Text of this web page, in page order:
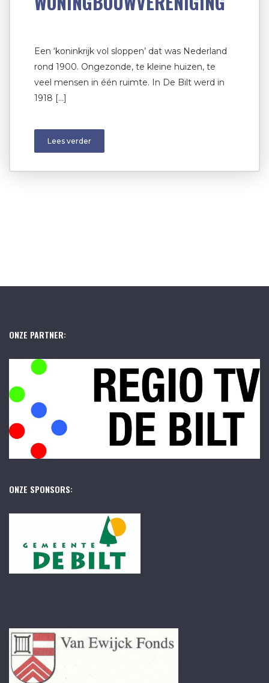
Een ‘koninkrijk vol sloppen’ dat was Nederland
rond 1900. Ongezonde, te kleine huizen, te
veel mensen in één ruimte. In De Bilt werd in
1918 […]
Lees verder
ONZE PARTNER:
ONZE SPONSORS: